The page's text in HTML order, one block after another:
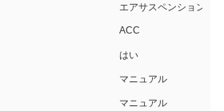
エアサスペンション
ACC
はい
マニュアル
マニュアル